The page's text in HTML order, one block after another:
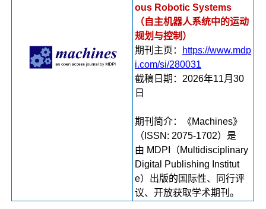
ous Robotic Systems
（自主机器人系统中的运动
规划与控制）
期刊主页：
https://www.mdp
i.com/si/280031
截稿日期：2026年11月30
日
期刊简介：《Machines》
（ISSN: 2075-1702）是
由 MDPI（Multidisciplinary
Digital Publishing Institut
e）出版的国际性、同行评
议、开放获取学术期刊。